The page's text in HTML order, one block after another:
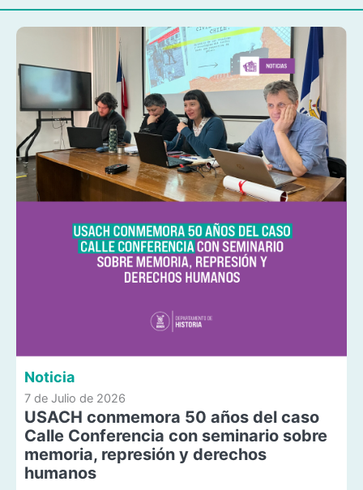
Noticia
7 de Julio de 2026
USACH conmemora 50 años del caso
Calle Conferencia con seminario sobre
memoria, represión y derechos
humanos